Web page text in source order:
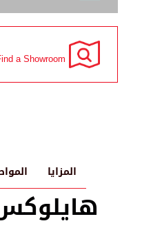
a Showroom
المزايا